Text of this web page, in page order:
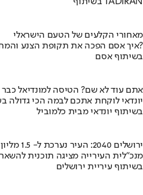
מאחורי הקלעים של הטעם הישראלי
איך אסם הפכה את תקופת הצנע והמחסור הקשה של שנות ה-40 למותג לאומי?
בשיתוף אסם
אתם עוד לא שם? הטיסה למונדיאל כבר
יונדאי לוקחת אתכם לבמה הכי גדולה
בשיתוף יונדאי מבית כלמוביל
ירושלים 2040: העיר נערכת ל- 1.5 מליון תושבים
מנכ"לית העירייה מציגה תוכנית
בשיתוף עיריית ירושלים